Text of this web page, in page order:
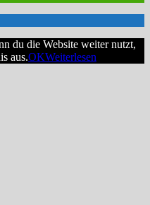
du die Website weiter nutzt,
aus.OKWeiterlesen